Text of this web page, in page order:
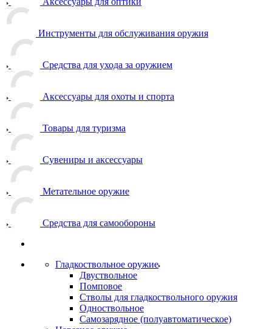
Инструменты для обслуживания оружия
Средства для ухода за оружием
Аксессуары для охоты и спорта
Товары для туризма
Сувениры и аксессуары
Метательное оружие
Средства для самообороны
Гладкоствольное оружие
Двуствольное
Помповое
Стволы для гладкоствольного оружия
Одноствольное
Самозарядное (полуавтоматическое)